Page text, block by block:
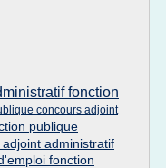
fonction
concours adjoint
publique
administratif
fonction